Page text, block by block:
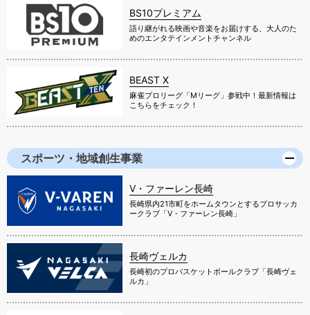
BS10プレミアム
語り継がれる映画や音楽をお届けする、大人のた
めのエンタテインメントチャンネル
BEAST X
麻雀プロリーグ「Mリーグ」参戦中！最新情報は
こちらをチェック！
スポーツ・地域創生事業
V・ファーレン長崎
長崎県内21市町をホームタウンとするプロサッカ
ークラブ「V・ファーレン長崎」
長崎ヴェルカ
長崎初のプロバスケットボールクラブ「長崎ヴェ
ルカ」